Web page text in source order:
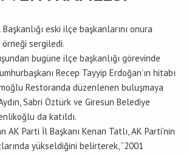
eski ilçe başkanlarını onura
sergiledi.
bugüne ilçe başkanlığı görevinde
Recep Tayyip Erdoğan’ın hitabı
Restoranda düzenlenen buluşmaya
Sabri Öztürk ve Giresun Belediye
da katıldı.
AK Parti İl Başkanı Kenan Tatlı, AK Parti’nin
yükseldiğini belirterek, “2001